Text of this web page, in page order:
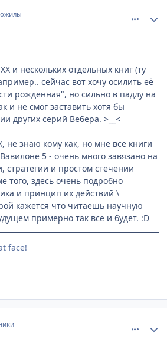
и нескольких отдельных книг (ту
сейчас вот хочу осилить её
рожденная", но сильно в падлу на
и не смог заставить хотя бы
других серий Вебера. >__<
не знаю кому как, но мне все книги
5 - очень много завязано на
стратегии и простом стечении
того, здесь очень подробно
и принцип их действий \
кажется что читаешь научную
примерно так всё и будет. :D
face!